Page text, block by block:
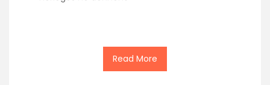
Read More